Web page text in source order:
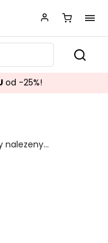
od -25%!
nalezeny...